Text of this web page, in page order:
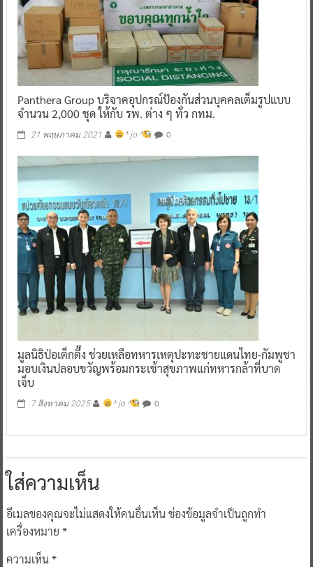
Panthera Group บริจาคอุปกรณ์ป้องกันส่วนบุคคลเต็มรูปแบบ
จำนวน 2,000 ชุด ให้กับ รพ. ต่าง ๆ ทั่ว กทม.
21 พฤษภาคม 2021 ^ jo ^ 0
มูลนิธิป่อเต็กตึ๊ง ช่วยเหลือทหารเหตุปะทะชายแดนไทย-กัมพูชา
มอบเงินปลอบขวัญพร้อมกระเช้าสุขภาพแก่ทหารกล้าที่บาด
เจ็บ
7 สิงหาคม 2025 ^ jo ^ 0
ใส่ความเห็น
อีเมลของคุณจะไม่แสดงให้คนอื่นเห็นช่องข้อมูลจำเป็นถูกทำ
เครื่องหมาย *
ความเห็น*